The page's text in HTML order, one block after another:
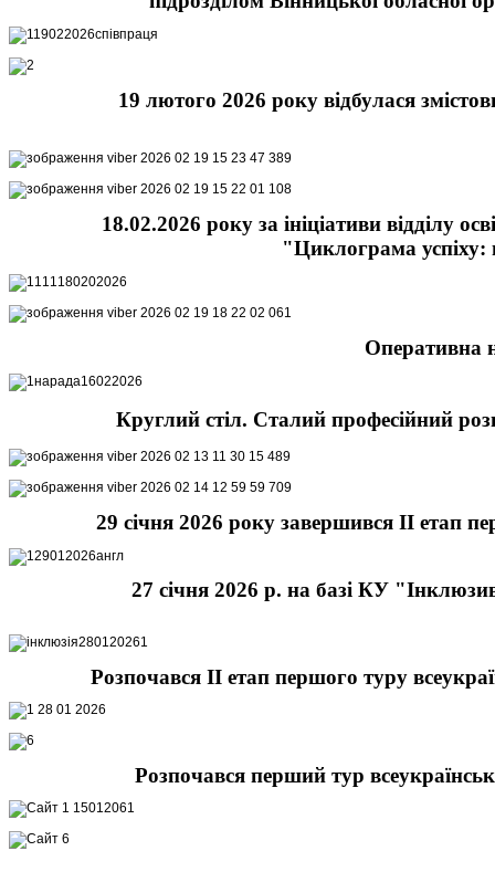
19 лютого 2026 року відбулася
18.02.2026 року за ініціативи відділу
"Циклограма успіху:
Оперативна
Круглий стіл. Сталий професійний
29 січня 2026 року завершився ІІ етап
27 січня 2026 р. на базі КУ
Розпочався ІІ етап першого туру
Розпочався перший тур